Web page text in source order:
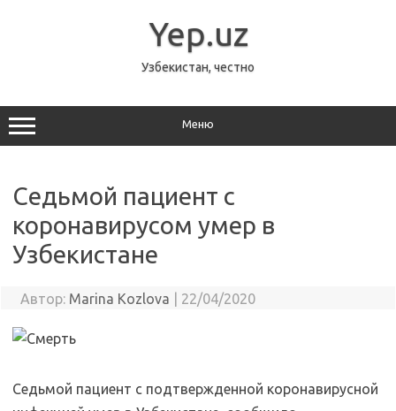
Yep.uz
Узбекистан, честно
Меню
Седьмой пациент с
коронавирусом умер в
Узбекистане
Автор: Marina Kozlova 22/04/2020
Седьмой пациент с подтвержденной коронавирусной